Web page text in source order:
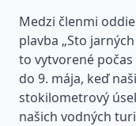
Medzi členmi
plavba „Sto
to vytvorené
do 9. mája, keď
stokilometrový
našich vodných